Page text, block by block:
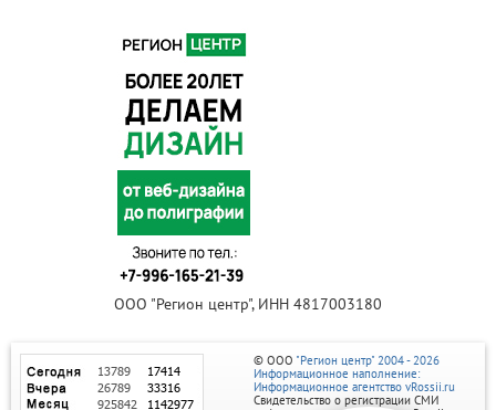
ООО "Регион центр", ИНН 4817003180
© ООО "Регион центр" 2004 - 2026
Информационное наполнение:
Информационное агентство vRossii.ru
Свидетельство о регистрации СМИ